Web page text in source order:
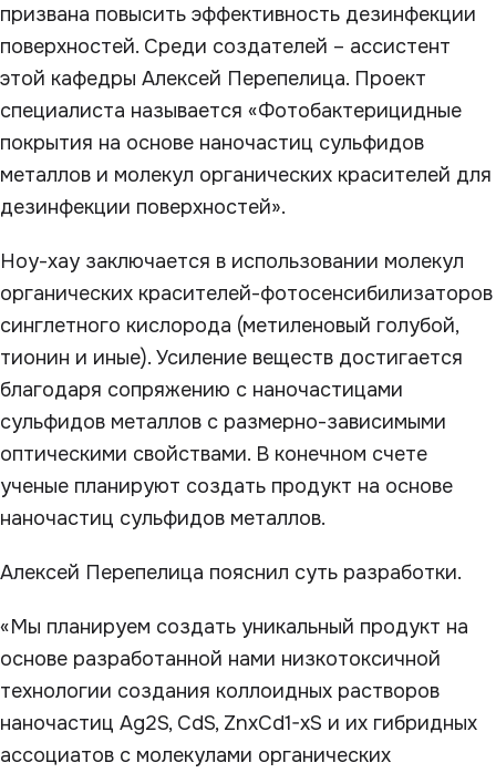
призвана повысить эффективность дезинфекции
поверхностей. Среди создателей – ассистент
этой кафедры Алексей Перепелица. Проект
специалиста называется «Фотобактерицидные
покрытия на основе наночастиц сульфидов
металлов и молекул органических красителей для
дезинфекции поверхностей».
Ноу-хау заключается в использовании молекул
органических красителей-фотосенсибилизаторов
синглетного кислорода (метиленовый голубой,
тионин и иные). Усиление веществ достигается
благодаря сопряжению с наночастицами
сульфидов металлов c размерно-зависимыми
оптическими свойствами. В конечном счете
ученые планируют создать продукт на основе
наночастиц сульфидов металлов.
Алексей Перепелица пояснил суть разработки.
«Мы планируем создать уникальный продукт на
основе разработанной нами низкотоксичной
технологии создания коллоидных растворов
наночастиц Ag2S, CdS, ZnxCd1-xS и их гибридных
ассоциатов с молекулами органических